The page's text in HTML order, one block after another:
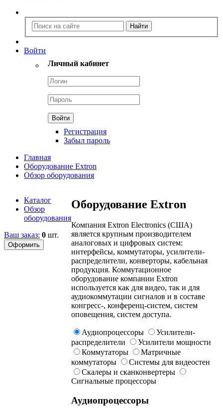
Войти
Личный кабинет
Регистрация
Забыл пароль
Главная
Оборудование Extron
Обзор оборудования
Каталог
Обзор
оборудования
Ваш заказ: 0 шт.
Оборудование Extron
Компания Extron Electronics (США)
является крупным производителем
аналоговых и цифровых систем:
интерфейсы, коммутаторы, усилители-
распределители, конверторы, кабельная
продукция. Коммутационное
оборудование компании Extron
используется как для видео, так и для
аудиокоммутации сигналов и в составе
конгресс-, конференц-систем, систем
оповещения, систем доступа.
Аудиопроцессоры
Усилители-
распределители
Усилители мощности
Коммутаторы
Матричные
коммутаторы
Системы для видеостен
Скалеры и сканконвертеры
Сигнальные процессоры
Аудиопроцессоры